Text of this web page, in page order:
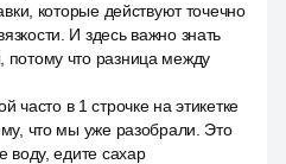
которые действуют точечно
И здесь важно знать
что разница между
часто в 1 строчке на этикетке
что мы уже разобрали. Это
воду, едите сахар